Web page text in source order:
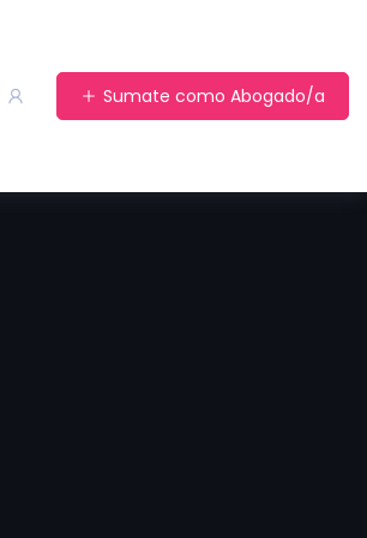
Sumate como Abogado/a